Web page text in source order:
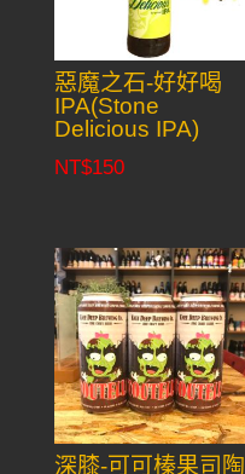
惡魔之石-好好喝
IPA(Stone
Delicious IPA)
NT$150
深膝-可可榛果司陶